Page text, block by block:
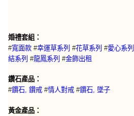
婚禮套組：
#寬面款 #幸運草系列 #花草系列 #愛心系列
結系列 #龍鳳系列 #金飾出租
鑽石產品：
#鑽石, 鑽戒 #情人對戒 #鑽石, 墜子
黃金產品：